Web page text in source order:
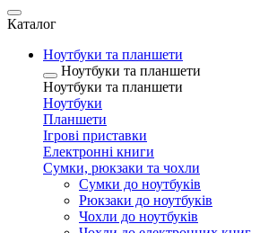
Каталог
Ноутбуки та планшети
Ноутбуки та планшети
Ноутбуки та планшети
Ноутбуки
Планшети
Ігрові приставки
Електронні книги
Сумки, рюкзаки та чохли
Сумки до ноутбуків
Рюкзаки до ноутбуків
Чохли до ноутбуків